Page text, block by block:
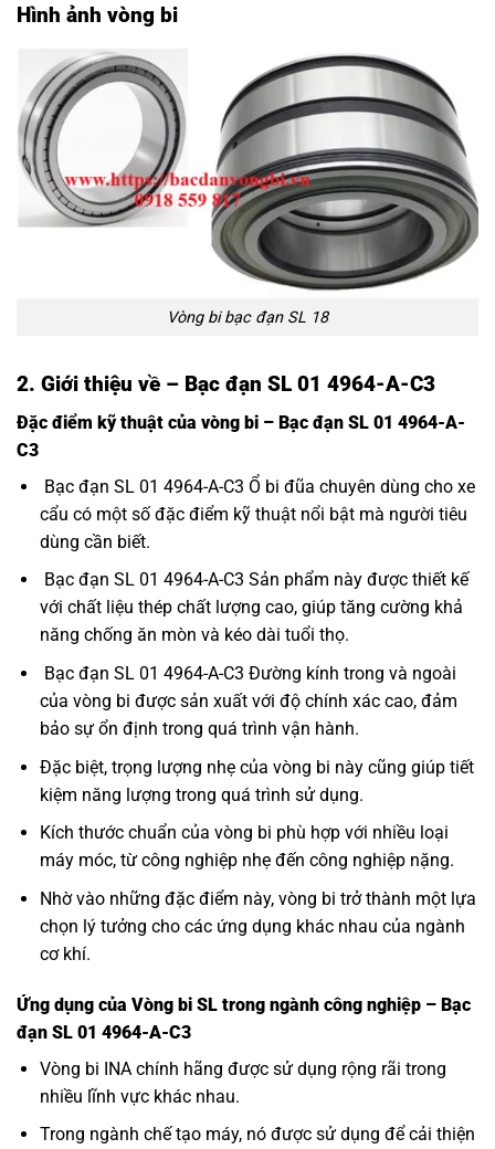
Hình ảnh vòng bi
Vòng bi bạc đạn SL 18
2. Giới thiệu về – Bạc đạn SL 01 4964-A-C3
Đặc điểm kỹ thuật của vòng bi – Bạc đạn SL 01 4964-A-
C3
Bạc đạn SL 01 4964-A-C3 Ổ bi đũa chuyên dùng cho xe
cẩu có một số đặc điểm kỹ thuật nổi bật mà người tiêu
dùng cần biết.
Bạc đạn SL 01 4964-A-C3 Sản phẩm này được thiết kế
với chất liệu thép chất lượng cao, giúp tăng cường khả
năng chống ăn mòn và kéo dài tuổi thọ.
Bạc đạn SL 01 4964-A-C3 Đường kính trong và ngoài
của vòng bi được sản xuất với độ chính xác cao, đảm
bảo sự ổn định trong quá trình vận hành.
Đặc biệt, trọng lượng nhẹ của vòng bi này cũng giúp tiết
kiệm năng lượng trong quá trình sử dụng.
Kích thước chuẩn của vòng bi phù hợp với nhiều loại
máy móc, từ công nghiệp nhẹ đến công nghiệp nặng.
Nhờ vào những đặc điểm này, vòng bi trở thành một lựa
chọn lý tưởng cho các ứng dụng khác nhau của ngành
cơ khí.
Ứng dụng của Vòng bi SL trong ngành công nghiệp – Bạc
đạn SL 01 4964-A-C3
Vòng bi INAchính hãng được sử dụng rộng rãi trong
nhiều lĩnh vực khác nhau.
Trong ngành chế tạo máy, nó được sử dụng để cải thiện